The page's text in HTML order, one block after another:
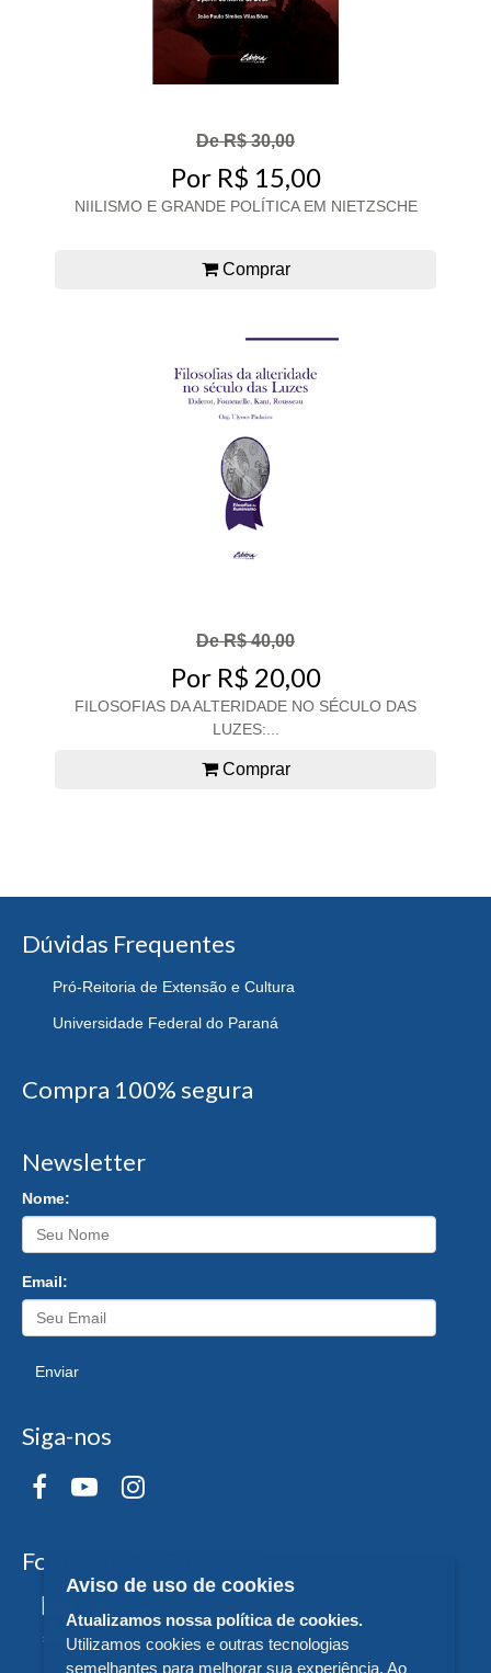
De R$ 30,00
Por R$ 15,00
NIILISMO E GRANDE POLÍTICA EM NIETZSCHE
Comprar
De R$ 40,00
Por R$ 20,00
FILOSOFIAS DA ALTERIDADE NO SÉCULO DAS
LUZES:...
Comprar
Dúvidas Frequentes
Pró-Reitoria de Extensão e Cultura
Universidade Federal do Paraná
Compra 100% segura
Newsletter
Nome:
Email:
Enviar
Siga-nos
Formas de Pagamento
Aviso de uso de cookies
Atualizamos nossa política de cookies.
Utilizamos cookies e outras tecnologias
semelhantes para melhorar sua experiência. Ao